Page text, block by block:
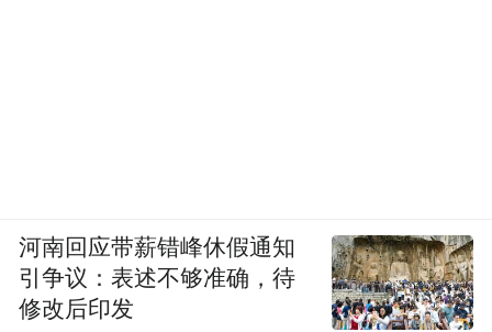
河南回应带薪错峰休假通知
引争议：表述不够准确，待
修改后印发